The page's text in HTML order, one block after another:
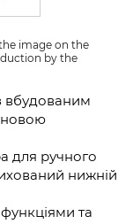
image on the
by the
вбудованим
для ручного
нижній
та